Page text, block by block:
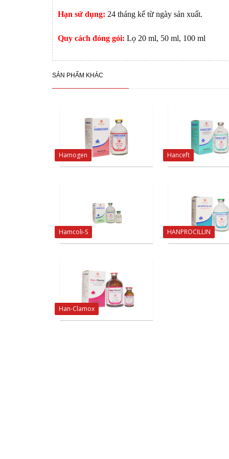
Hạn sử dụng: 24 tháng kể từ ngày sản xuất.
Quy cách đóng gói: Lọ 20 ml, 50 ml, 100 ml
SẢN PHẨM KHÁC
Hamogen Hanceft
Hamcoli-S HANPROCILLIN
Han-Clamox